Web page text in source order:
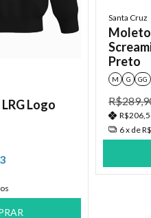
Logo
Santa Cruz
Preto
M G GG
6x de